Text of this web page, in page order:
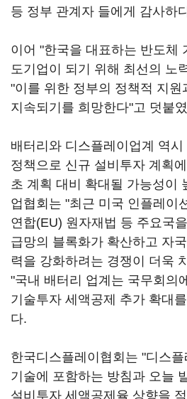
등 정부 관계자 들에게 감사하
이어 "한국을 대표하는 반도체
도기업이 되기 위해 최선의 노
"이를 위한 정부의 정책적 지원
지속되기를 희망한다"고 덧붙
배터리와 디스플레이업계 역시
정책으로 신규 설비투자 계획
초 계획 대비 확대될 가능성이
업협회는 "최근 미국 인플레이
연합(EU) 원자재법 등 주요국
급망의 블록화가 확산하고 자
력을 강화하려는 경쟁이 더욱
"국내 배터리 업계는 국무회의
기술투자 세액공제 추가 확대
다.
한국디스플레이협회는 "디스
기술에 포함하는 방침과 오늘
설비투자 세액공제율 상향을